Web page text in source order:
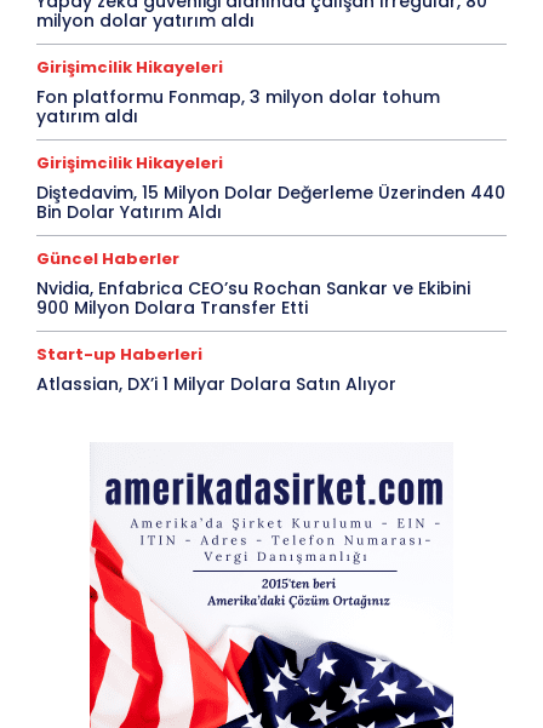
milyon dolar yatırım aldı
Girişimcilik Hikayeleri
Fon platformu Fonmap, 3 milyon dolar tohum
yatırım aldı
Girişimcilik Hikayeleri
Diştedavim, 15 Milyon Dolar Değerleme Üzerinden 440
Bin Dolar Yatırım Aldı
Güncel Haberler
Nvidia, Enfabrica CEO’su Rochan Sankar ve Ekibini
900 Milyon Dolara Transfer Etti
Start-up Haberleri
Atlassian, DX’i 1 Milyar Dolara Satın Alıyor